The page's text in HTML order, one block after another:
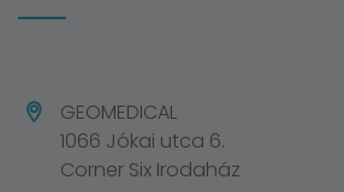
GEOMEDICAL
1066 Jókai utca 6.
Corner Six Irodaház